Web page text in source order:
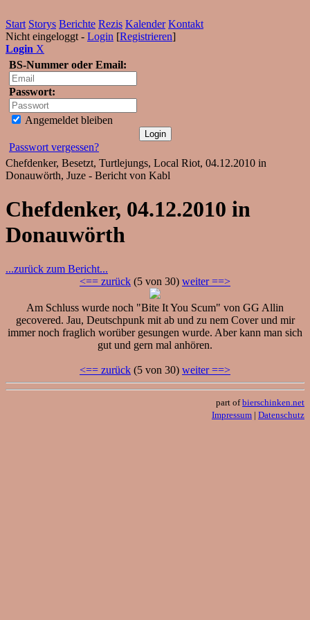
Start Storys Berichte Rezis Kalender Kontakt
Nicht eingeloggt - Login [Registrieren]
Login X
BS-Nummer oder Email:
Passwort:
Angemeldet bleiben
Passwort vergessen?
Chefdenker, Besetzt, Turtlejungs, Local Riot, 04.12.2010 in
Donauwörth, Juze - Bericht von Kabl
Chefdenker, 04.12.2010 in
Donauwörth
...zurück zum Bericht...
<== zurück (5 von 30) weiter ==>
Am Schluss wurde noch "Bite It You Scum" von GG Allin
gecovered. Jau, Deutschpunk mit ab und zu nem Cover und mir
immer noch fraglich worüber gesungen wurde. Aber kann man sich
gut und gern mal anhören.
<== zurück (5 von 30) weiter ==>
part ofbierschinken.net
Impressum | Datenschutz